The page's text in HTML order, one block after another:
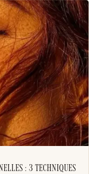
: 3 techniques